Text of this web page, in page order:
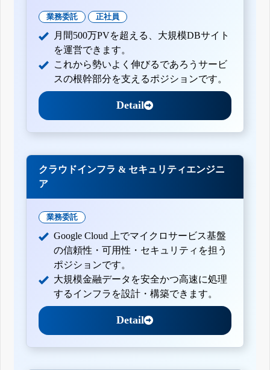
業務委託 正社員
月間500万PVを超える、大規模DBサイト
を運営できます。
これから勢いよく伸びるであろうサービ
スの根幹部分を支えるポジションです。
Detail
クラウドインフラ & セキュリティエンジニ
ア
業務委託
Google Cloud 上でマイクロサービス基盤
の信頼性・可用性・セキュリティを担う
ポジションです。
大規模金融データを安全かつ高速に処理
するインフラを設計・構築できます。
Detail